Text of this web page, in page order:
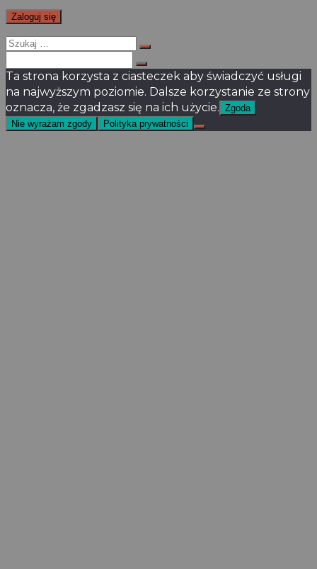
Szukaj
dla:
Ta strona korzysta z ciasteczek aby świadczyć usługi
na najwyższym poziomie. Dalsze korzystanie ze strony
oznacza, że zgadzasz się na ich użycie. Zgoda
Nie wyrażam zgody
Polityka prywatności